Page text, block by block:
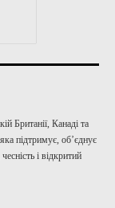
Британії, Канаді та
підтримує, об’єднує
і відкритий